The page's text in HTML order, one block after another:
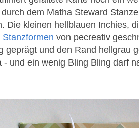
dem Matha Steward
Die kleinen hellblauen Inchies,
Stanzformen von pecreativ
geprägt und den Rand hellgrau
- und ein wenig Bling Bling darf